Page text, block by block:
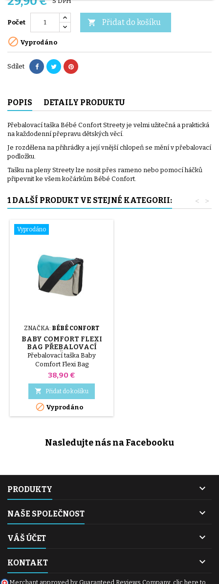
Počet  Přidat do košíku
 Vyprodáno
Sdílet
POPIS DETAILY PRODUKTU
Přebalovací taška Bébé Confort Streety je velmi užitečná a praktická
na každodenní přepravu dětských věcí.
Je rozdělena na přihrádky a její vnější chlopeň se mění v přebalovací
podložku.
Tašku na pleny Streety lze nosit přes rameno nebo pomocí háčků
připevnit ke všem kočárkům Bébé Confort.
1 DALŠÍ PRODUKT VE STEJNÉ KATEGORII: >
<
Vyprodáno
ZNAČKA: BÉBÉ CONFORT
BABY COMFORT FLEXI
BAG PŘEBALOVACÍ
TAŠKA
Přebalovací taška Baby
Comfort Flexi Bag
Cena
38,90 €
 Přidat do košíku
 Vyprodáno
Nasledujte nás na Facebooku
PRODUKTY 
NAŠE SPOLEČNOST 
VÁŠ ÚČET 
KONTAKT 
Merchant approved by Guaranteed Reviews Company, clic here to